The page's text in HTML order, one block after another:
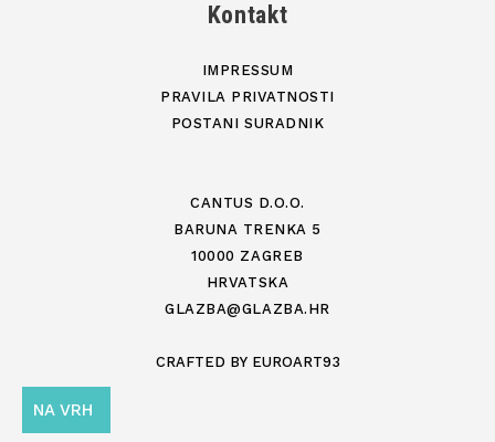
Kontakt
IMPRESSUM
PRAVILA PRIVATNOSTI
POSTANI SURADNIK
CANTUS D.O.O.
BARUNA TRENKA 5
10000 ZAGREB
HRVATSKA
GLAZBA@GLAZBA.HR
CRAFTED BY EUROART93
NA VRH